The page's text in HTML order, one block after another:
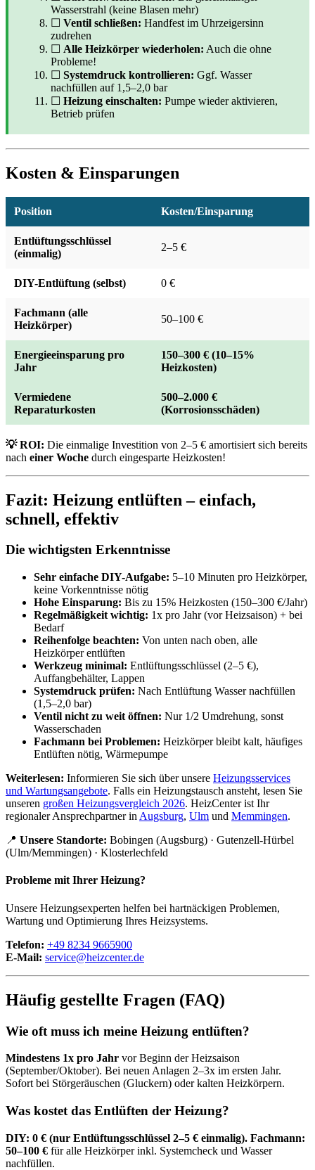
Wasserstrahl (keine Blasen mehr)
☐ Ventil schließen: Handfest im Uhrzeigersinn
zudrehen
☐ Alle Heizkörper wiederholen: Auch die ohne
Probleme!
☐ Systemdruck kontrollieren: Ggf. Wasser
nachfüllen auf 1,5–2,0 bar
☐ Heizung einschalten: Pumpe wieder aktivieren,
Betrieb prüfen
Kosten & Einsparungen
Position Kosten/Einsparung
Entlüftungsschlüssel
(einmalig)
2–5 €
DIY-Entlüftung (selbst) 0 €
Fachmann (alle
Heizkörper)
50–100 €
Energieeinsparung pro
Jahr
150–300 € (10–15%
Heizkosten)
Vermiedene
Reparaturkosten
500–2.000 €
(Korrosionsschäden)
💡 ROI: Die einmalige Investition von 2–5 € amortisiert sich bereits
nach einer Woche durch eingesparte Heizkosten!
Fazit: Heizung entlüften – einfach,
schnell, effektiv
Die wichtigsten Erkenntnisse
Sehr einfache DIY-Aufgabe: 5–10 Minuten pro Heizkörper,
keine Vorkenntnisse nötig
Hohe Einsparung: Bis zu 15% Heizkosten (150–300 €/Jahr)
Regelmäßigkeit wichtig: 1x pro Jahr (vor Heizsaison) + bei
Bedarf
Reihenfolge beachten: Von unten nach oben, alle
Heizkörper entlüften
Werkzeug minimal: Entlüftungsschlüssel (2–5 €),
Auffangbehälter, Lappen
Systemdruck prüfen: Nach Entlüftung Wasser nachfüllen
(1,5–2,0 bar)
Ventil nicht zu weit öffnen: Nur 1/2 Umdrehung, sonst
Wasserschaden
Fachmann bei Problemen: Heizkörper bleibt kalt, häufiges
Entlüften nötig, Wärmepumpe
Weiterlesen: Informieren Sie sich über unsere Heizungsservices
und Wartungsangebote. Falls ein Heizungstausch ansteht, lesen Sie
unseren großen Heizungsvergleich 2026. HeizCenter ist Ihr
regionaler Ansprechpartner in Augsburg, Ulm und Memmingen.
📍 Unsere Standorte: Bobingen (Augsburg) · Gutenzell-Hürbel
(Ulm/Memmingen) · Klosterlechfeld
Probleme mit Ihrer Heizung?
Unsere Heizungsexperten helfen bei hartnäckigen Problemen,
Wartung und Optimierung Ihres Heizsystems.
Telefon: +49 8234 9665900
E-Mail: service@heizcenter.de
Häufig gestellte Fragen (FAQ)
Wie oft muss ich meine Heizung entlüften?
Mindestens 1x pro Jahr vor Beginn der Heizsaison
(September/Oktober). Bei neuen Anlagen 2–3x im ersten Jahr.
Sofort bei Störgeräuschen (Gluckern) oder kalten Heizkörpern.
Was kostet das Entlüften der Heizung?
DIY: 0 € (nur Entlüftungsschlüssel 2–5 € einmalig). Fachmann:
50–100 € für alle Heizkörper inkl. Systemcheck und Wasser
nachfüllen.